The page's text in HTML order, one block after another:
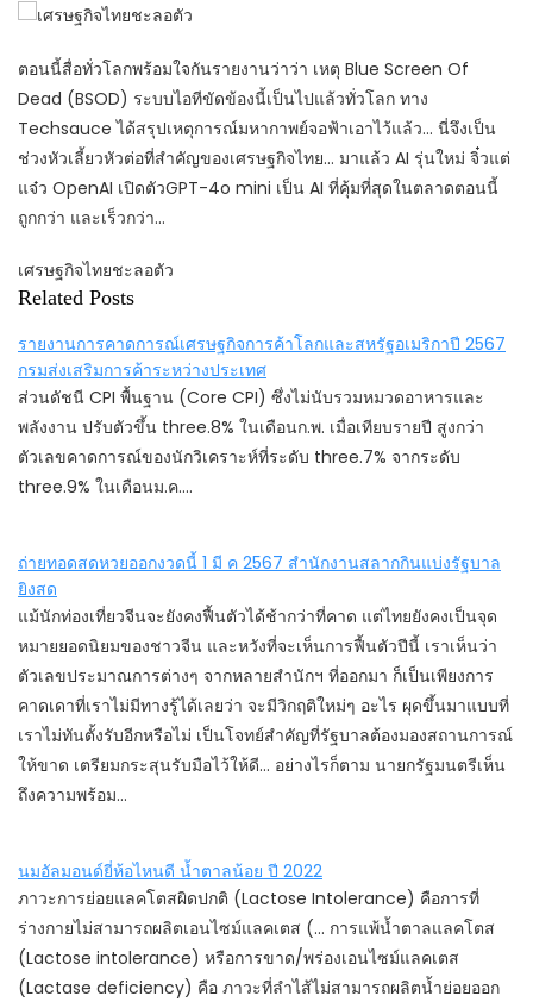
ตอนนี้สื่อทั่วโลกพร้อมใจกันรายงานว่าว่า เหตุ Blue Screen Of
Dead (BSOD) ระบบไอทีขัดข้องนี้เป็นไปแล้วทั่วโลก ทาง
Techsauce ได้สรุปเหตุการณ์มหากาพย์จอฟ้าเอาไว้แล้ว… นี่จึงเป็น
ช่วงหัวเลี้ยวหัวต่อที่สำคัญของเศรษฐกิจไทย… มาแล้ว AI รุ่นใหม่ จิ๋วแต่
แจ๋ว OpenAI เปิดตัวGPT-4o mini เป็น AI ที่คุ้มที่สุดในตลาดตอนนี้
ถูกกว่า และเร็วกว่า…
เศรษฐกิจไทยชะลอตัว
Related Posts
รายงานการคาดการณ์เศรษฐกิจการค้าโลกและสหรัฐอเมริกาปี 2567
กรมส่งเสริมการค้าระหว่างประเทศ
ส่วนดัชนี CPI พื้นฐาน (Core CPI) ซึ่งไม่นับรวมหมวดอาหารและ
พลังงาน ปรับตัวขึ้น three.8% ในเดือนก.พ. เมื่อเทียบรายปี สูงกว่า
ตัวเลขคาดการณ์ของนักวิเคราะห์ที่ระดับ three.7% จากระดับ
three.9% ในเดือนม.ค.…
ถ่ายทอดสดหวยออกงวดนี้ 1 มี ค 2567 สำนักงานสลากกินแบ่งรัฐบาล
ยิงสด
แม้นักท่องเที่ยวจีนจะยังคงฟื้นตัวได้ช้ากว่าที่คาด แต่ไทยยังคงเป็นจุด
หมายยอดนิยมของชาวจีน และหวังที่จะเห็นการฟื้นตัวปีนี้ เราเห็นว่า
ตัวเลขประมาณการต่างๆ จากหลายสำนักฯ ที่ออกมา ก็เป็นเพียงการ
คาดเดาที่เราไม่มีทางรู้ได้เลยว่า จะมีวิกฤติใหม่ๆ อะไร ผุดขึ้นมาแบบที่
เราไม่ทันตั้งรับอีกหรือไม่ เป็นโจทย์สำคัญที่รัฐบาลต้องมองสถานการณ์
ให้ขาด เตรียมกระสุนรับมือไว้ให้ดี... อย่างไรก็ตาม นายกรัฐมนตรีเห็น
ถึงความพร้อม…
นมอัลมอนด์ยี่ห้อไหนดี น้ำตาลน้อย ปี 2022
ภาวะการย่อยแลคโตสผิดปกติ (Lactose Intolerance) คือการที่
ร่างกายไม่สามารถผลิตเอนไซม์แลคเตส (... การแพ้น้ำตาลแลคโตส
(Lactose intolerance) หรือการขาด/พร่องเอนไซม์แลคเตส
(Lactase deficiency) คือ ภาวะที่ลำไส้ไม่สามารถผลิตน้ำย่อยออก